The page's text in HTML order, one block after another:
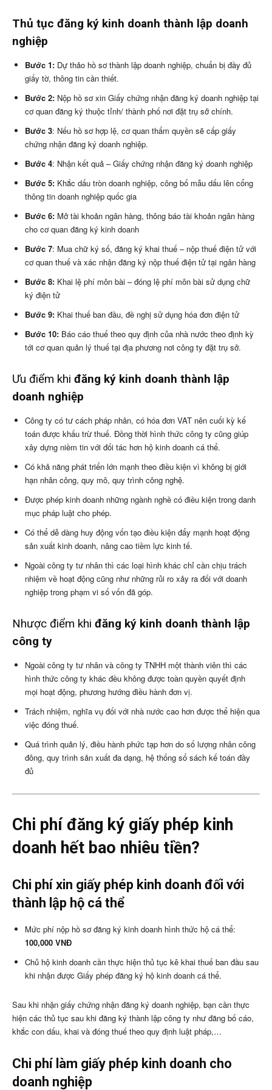
Thủ tục đăng ký kinh doanh thành lập doanh
nghiệp
Bước 1: Dự thảo hồ sơ thành lập doanh nghiệp, chuẩn bị đầy đủ
giấy tờ, thông tin cần thiết.
Bước 2: Nộp hồ sơ xin Giấy chứng nhận đăng ký doanh nghiệp tại
cơ quan đăng ký thuộc tỉnh/ thành phố nơi đặt trụ sở chính.
Bước 3: Nếu hồ sơ hợp lệ, cơ quan thẩm quyền sẽ cấp giấy
chứng nhận đăng ký doanh nghiệp.
Bước 4: Nhận kết quả – Giấy chứng nhận đăng ký doanh nghiệp
Bước 5: Khắc dấu tròn doanh nghiệp, công bố mẫu dấu lên cổng
thông tin doanh nghiệp quốc gia
Bước 6: Mở tài khoản ngân hàng, thông báo tài khoản ngân hàng
cho cơ quan đăng ký kinh doanh
Bước 7: Mua chữ ký số, đăng ký khai thuế – nộp thuế điện tử với
cơ quan thuế và xác nhận đăng ký nộp thuế điện tử tại ngân hàng
Bước 8: Khai lệ phí môn bài – đóng lệ phí môn bài sử dụng chữ
ký điện tử
Bước 9: Khai thuế ban đầu, đề nghị sử dụng hóa đơn điện tử
Bước 10: Báo cáo thuế theo quy định của nhà nước theo định kỳ
tới cơ quan quản lý thuế tại địa phương nơi công ty đặt trụ sở.
Ưu điểm khi đăng ký kinh doanh thành lập
doanh nghiệp
Công ty có tư cách pháp nhân, có hóa đơn VAT nên cuối kỳ kế
toán được khấu trừ thuế. Đồng thời hình thức công ty cũng giúp
xây dựng niềm tin với đối tác hơn hộ kinh doanh cá thể.
Có khả năng phát triển lớn mạnh theo điều kiện vì không bị giới
hạn nhân công, quy mô, quy trình công nghệ.
Được phép kinh doanh những ngành nghề có điều kiện trong danh
mục pháp luật cho phép.
Có thể dễ dàng huy động vốn tạo điều kiện đẩy mạnh hoạt động
sản xuất kinh doanh, nâng cao tiềm lực kinh tế.
Ngoài công ty tư nhân thì các loại hình khác chỉ cần chịu trách
nhiệm về hoạt động cũng như những rủi ro xảy ra đối với doanh
nghiệp trong phạm vi số vốn đã góp.
Nhược điểm khi đăng ký kinh doanh thành lập
công ty
Ngoài công ty tư nhân và công ty TNHH một thành viên thì các
hình thức công ty khác đều không được toàn quyền quyết định
mọi hoạt động, phương hướng điều hành đơn vị.
Trách nhiệm, nghĩa vụ đối với nhà nước cao hơn được thể hiện qua
việc đóng thuế.
Quá trình quản lý, điều hành phức tạp hơn do số lượng nhân công
đông, quy trình sản xuất đa dạng, hệ thống sổ sách kế toán đầy
đủ
Chi phí đăng ký giấy phép kinh
doanh hết bao nhiêu tiền?
Chi phí xin giấy phép kinh doanh đối với
thành lập hộ cá thể
Mức phí nộp hồ sơ đăng ký kinh doanh hình thức hộ cá thể:
100,000 VNĐ
Chủ hộ kinh doanh cần thực hiện thủ tục kê khai thuế ban đầu sau
khi nhận được Giấy phép đăng ký hộ kinh doanh cá thể.
Sau khi nhận giấy chứng nhận đăng ký doanh nghiệp, bạn cần thực
hiện các thủ tục sau khi đăng ký thành lập công ty như đăng bố cáo,
khắc con dấu, khai và đóng thuế theo quy định luật pháp,…
Chi phí làm giấy phép kinh doanh cho
doanh nghiệp